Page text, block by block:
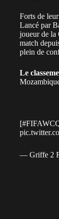
Forts de
Lancé par
joueur de la
match
plein de
Le
[
— Griffe 2